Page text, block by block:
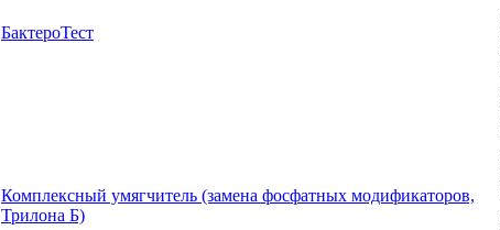
БактероТест
Комплексный умягчитель (замена фосфатных модификаторов,
Трилона Б)